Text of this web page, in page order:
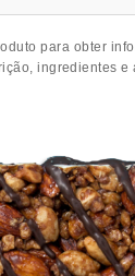
para obter
ingredientes e